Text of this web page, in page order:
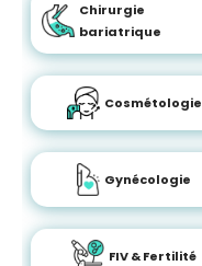
Chirurgie
bariatrique
Cosmétologie
Gynécologie
FIV & Fertilité